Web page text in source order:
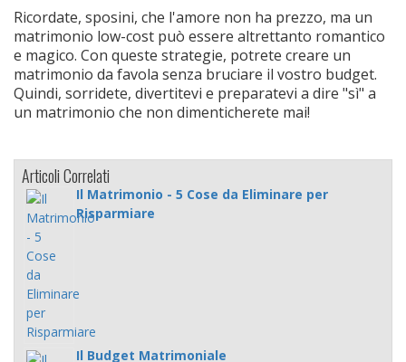
Ricordate, sposini, che l'amore non ha prezzo, ma un
matrimonio low-cost può essere altrettanto romantico
e magico. Con queste strategie, potrete creare un
matrimonio da favola senza bruciare il vostro budget.
Quindi, sorridete, divertitevi e preparatevi a dire "sì" a
un matrimonio che non dimenticherete mai!
Articoli Correlati
Il Matrimonio - 5 Cose da Eliminare per
Risparmiare
Il Budget Matrimoniale